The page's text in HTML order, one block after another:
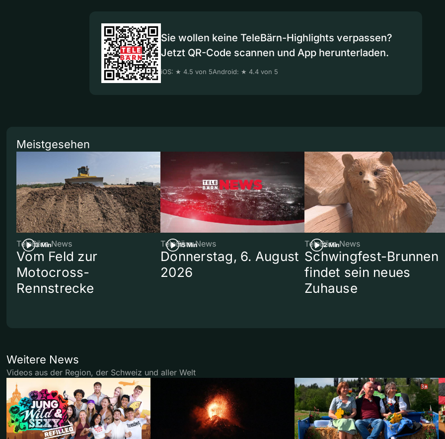
Sie wollen keine TeleBärn-Highlights verpassen?
Jetzt QR-Code scannen und App herunterladen.
iOS: ★ 4.5 von 5Android: ★ 4.4 von 5
Meistgesehen
3 Min
TeleBärn News
Vom Feld zur
Motocross-
Rennstrecke
15 Min
TeleBärn News
Donnerstag, 6. August
2026
2 Min
TeleBärn News
Schwingfest-Brunnen
findet sein neues
Zuhause
Weitere News
Videos aus der Region, der Schweiz und aller Welt